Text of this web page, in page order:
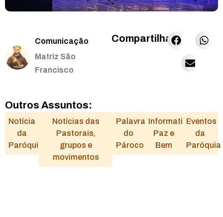
Comunicação
Matriz São
Francisco
Compartilhar:
Outros Assuntos:
Notícia
da
Paróquia
Notícias das
Pastorais,
grupos e
movimentos
Palavra
do
Pároco
Informativo
Paz e
Bem
Eventos
da
Paróquia